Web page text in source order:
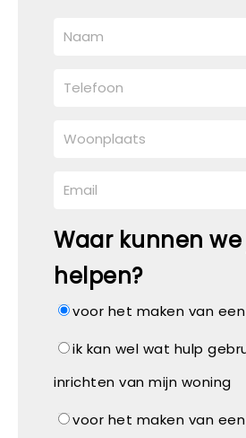
Waar kunnen we
helpen?
voor het maken van
ik kan wel wat hulp
inrichten van mijn woning
voor het maken van